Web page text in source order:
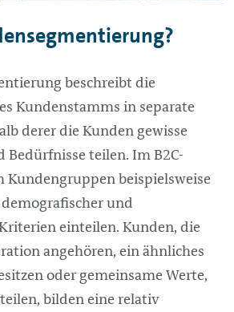
beschreibt die
Kundenstamms in separate
derer die Kunden gewisse
Bedürfnisse teilen. Im B2C-
Kundengruppen beispielsweise
und
einteilen. Kunden, die
angehören, ein ähnliches
oder gemeinsame Werte,
bilden eine relativ